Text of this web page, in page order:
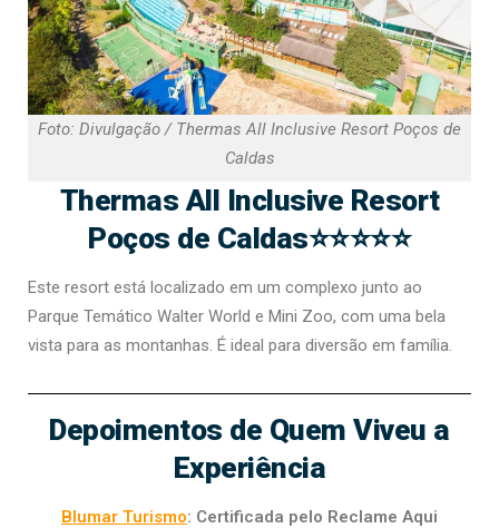
Foto: Divulgação / Thermas All Inclusive Resort Poços de
Caldas
Thermas All Inclusive Resort
Poços de Caldas⭐⭐⭐⭐⭐
Este resort está localizado em um complexo junto ao
Parque Temático Walter World e Mini Zoo, com uma bela
vista para as montanhas. É ideal para diversão em família​​.
Depoimentos de Quem Viveu a
Experiência
Blumar Turismo: Certificada pelo Reclame Aqui